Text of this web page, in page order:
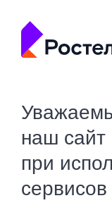
наш сайт
при
сервисов